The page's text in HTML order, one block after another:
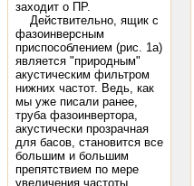
заходит о ПР.
Действительно, ящик с
фазоинверсным
приспособлением (рис. 1а)
является "природным"
акустическим фильтром
нижних частот. Ведь, как
мы уже писали ранее,
труба фазоинвертора,
акустически прозрачная
для басов, становится все
большим и большим
препятствием по мере
увеличения частоты.